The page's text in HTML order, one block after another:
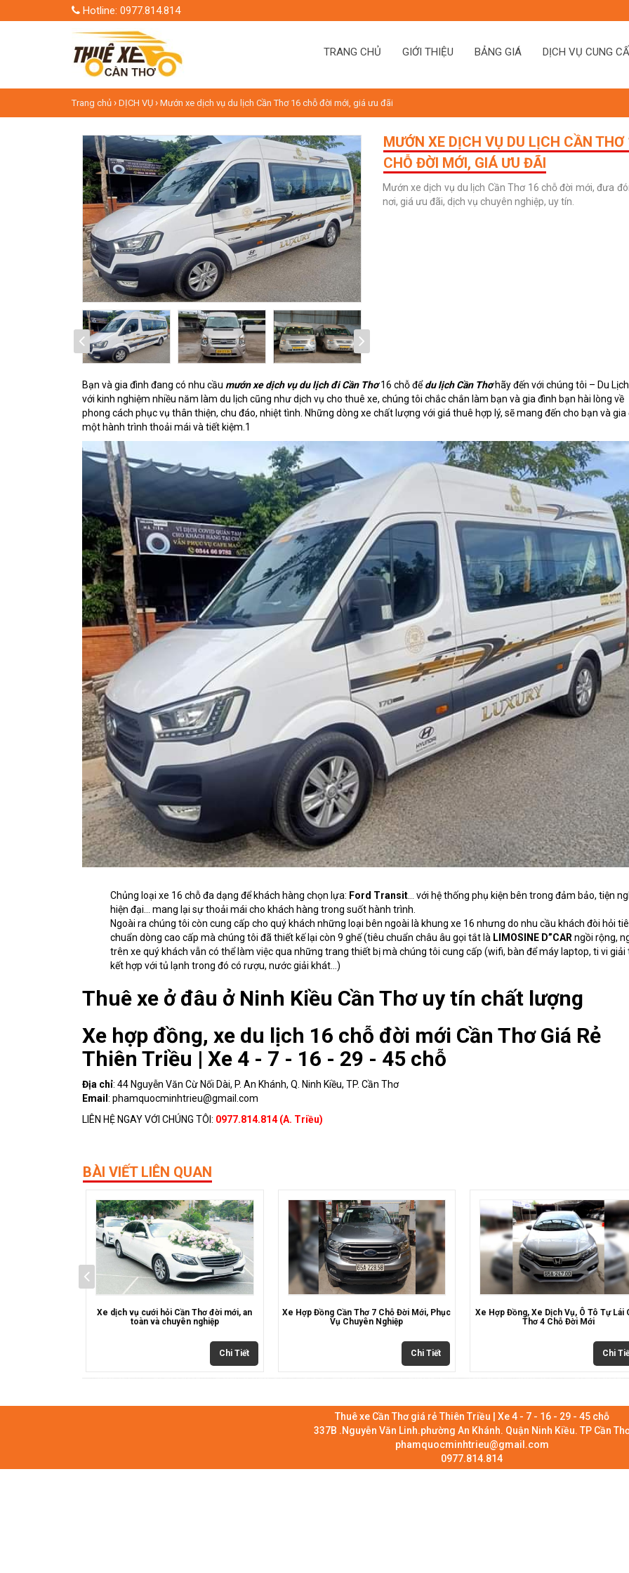
Hotline: 0977.814.814
TRANG CHỦ GIỚI THIỆU BẢNG GIÁ DỊCH VỤ CUNG
Trang chủ › DỊCH VỤ › Mướn xe dịch vụ du lịch Cần Thơ 16 chỗ đời mới, giá ưu đãi
MƯỚN XE DỊCH VỤ DU LỊCH CẦN THƠ
CHỖ ĐỜI MỚI, GIÁ ƯU ĐÃI
Mướn xe dịch vụ du lịch Cần Thơ 16 chỗ đời mới, đưa
nơi, giá ưu đãi, dịch vụ chuyên nghiệp, uy tín.
Bạn và gia đình đang có nhu cầu mướn xe dịch vụ du lịch đi Cần Thơ 16 chỗ đểdu lịch Cần Thơhãy đến với chúng tôi – Du
với kinh nghiệm nhiều năm làm du lịch cũng như dịch vụ cho thuê xe, chúng tôi chắc chắn làm bạn và gia đình bạn hài lòng về
phong cách phục vụ thân thiện, chu đáo, nhiệt tình. Những dòng xe chất lượng với giá thuê hợp lý, sẽ mang đến cho bạn và gia
một hành trình thoải mái và tiết kiệm.1
Chủng loại xe 16 chỗ đa dạng để khách hàng chọn lựa: Ford Transit… với hệ thống phụ kiện bên trong đảm bảo, tiện
hiện đại… mang lại sự thoải mái cho khách hàng trong suốt hành trình.
Ngoài ra chúng tôi còn cung cấp cho quý khách những loại bên ngoài là khung xe 16 nhưng do nhu cầu khách đòi hỏi
chuẩn dòng cao cấp mà chúng tôi đã thiết kế lại còn 9 ghế (tiêu chuẩn châu âu gọi tắt là LIMOSINE D”CARngồi rộng,
trên xe quý khách vẫn có thể làm việc qua những trang thiết bị mà chúng tôi cung cấp (wifi, bàn để máy laptop, ti vi giải
kết hợp với tủ lạnh trong đó có rượu, nước giải khát…)
Thuê xe ở đâu ở Ninh Kiều Cần Thơ uy tín chất lượng
Xe hợp đồng, xe du lịch 16 chỗ đời mới Cần Thơ Giá Rẻ
Thiên Triều | Xe 4 - 7 - 16 - 29 - 45 chỗ
Địa chỉ: 44 Nguyễn Văn Cừ Nối Dài, P. An Khánh, Q. Ninh Kiều, TP. Cần Thơ
Email : phamquocminhtrieu@gmail.com
LIÊN HỆ NGAY VỚI CHÚNG TÔI: 0977.814.814 (A. Triều)
BÀI VIẾT LIÊN QUAN
Xe dịch vụ cưới hỏi Cần Thơ đời mới, an
toàn và chuyên nghiệp
Chi Tiết
Xe Hợp Đồng Cần Thơ 7 Chỗ Đời Mới, Phục
Vụ Chuyên Nghiệp
Chi Tiết
Xe Hợp Đồng, Xe Dịch Vụ, Ô Tô Tự Lái
Thơ 4 Chỗ Đời Mới
Chi
Thuê xe Cần Thơ giá rẻ Thiên Triều | Xe 4 - 7 - 16 - 29 - 45 chỗ
337B .Nguyễn Văn Linh.phường An Khánh. Quận Ninh Kiều. TP Cần
phamquocminhtrieu@gmail.com
0977.814.814